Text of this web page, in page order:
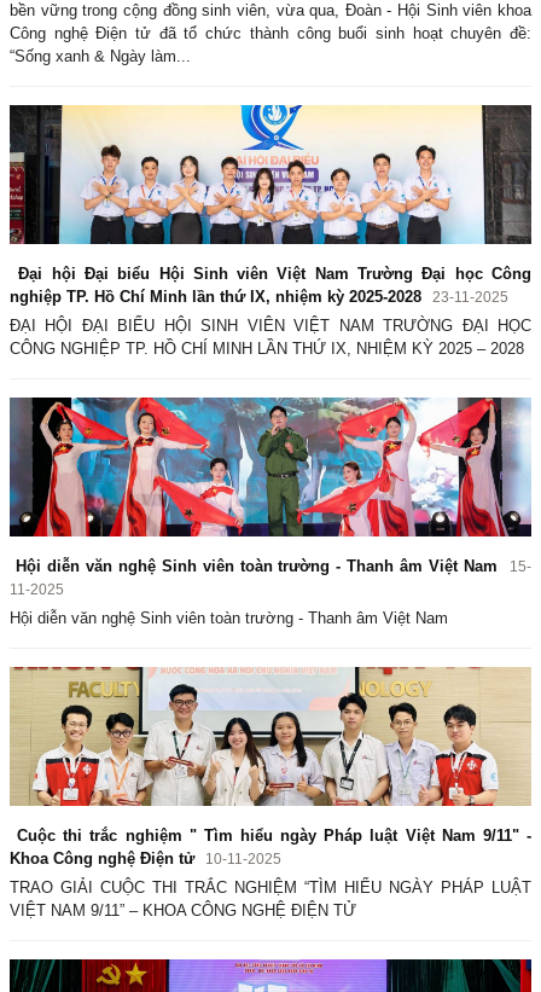
bền vững trong cộng đồng sinh viên, vừa qua, Đoàn - Hội Sinh viên khoa
Công nghệ Điện tử đã tổ chức thành công buổi sinh hoạt chuyên đề:
“Sống xanh & Ngày làm...
Đại hội Đại biểu Hội Sinh viên Việt Nam Trường Đại học Công
nghiệp TP. Hồ Chí Minh lần thứ IX, nhiệm kỳ 2025-2028
23-11-2025
ĐẠI HỘI ĐẠI BIỂU HỘI SINH VIÊN VIỆT NAM TRƯỜNG ĐẠI HỌC
CÔNG NGHIỆP TP. HỒ CHÍ MINH LẦN THỨ IX, NHIỆM KỲ 2025 – 2028
Hội diễn văn nghệ Sinh viên toàn trường - Thanh âm Việt Nam
15-
11-2025
Hội diễn văn nghệ Sinh viên toàn trường - Thanh âm Việt Nam
Cuộc thi trắc nghiệm " Tìm hiểu ngày Pháp luật Việt Nam 9/11" -
Khoa Công nghệ Điện tử
10-11-2025
TRAO GIẢI CUỘC THI TRẮC NGHIỆM “TÌM HIỂU NGÀY PHÁP LUẬT
VIỆT NAM 9/11” – KHOA CÔNG NGHỆ ĐIỆN TỬ